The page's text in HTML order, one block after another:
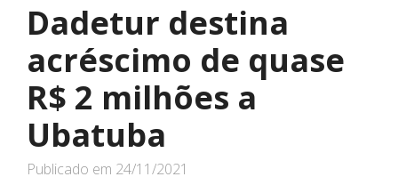
Dadetur destina
acréscimo de quase
R$ 2 milhões a
Ubatuba
Publicado em 24/11/2021